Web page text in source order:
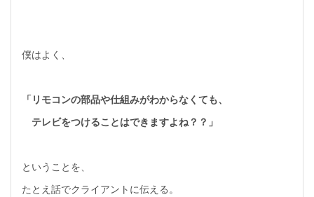
僕はよく、
「リモコンの部品や仕組みがわからなくても、
テレビをつけることはできますよね？？」
ということを、
たとえ話でクライアントに伝える。